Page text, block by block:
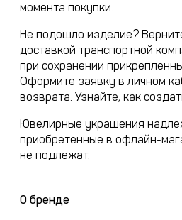
момента покупки.
Не подошло изделие?
доставкой транспортной
при сохранении
Оформите заявку в личном
возврата. Узнайте, как
Ювелирные украшения
приобретенные в офлайн-
не подлежат.
О бренде